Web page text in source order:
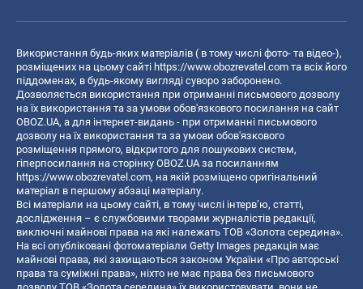
Використання будь-яких матеріалів ( в тому числі фото- та відео-),
розміщених на цьому сайті https://www.obozrevatel.com та всіх його
піддоменах, в будь-якому вигляді суворо заборонено.
Дозволяється використання при отриманні письмового дозволу
на їх використання та за умови обов'язкового посилання на сайт
OBOZ.UA, а для інтернет-видань - при отриманні письмового
дозволу на їх використання та за умови обов'язкового
розміщення прямого, відкритого для пошукових систем,
гіперпосилання на сторінку OBOZ.UA за посиланням
https://www.obozrevatel.com, на якій розміщено оригінальний
матеріал в першому абзаці матеріалу.
Всі матеріали на цьому сайті, в тому числі інтерв’ю, статті,
дослідження – є службовими творами журналістів редакції,
виключні майнові права на які належать ТОВ «Золота середина».
На всі опубліковані фотоматеріали Getty Images редакція має
майнові права, які захищаються законом України «Про авторські
права та суміжні права», ніхто не має права без письмового